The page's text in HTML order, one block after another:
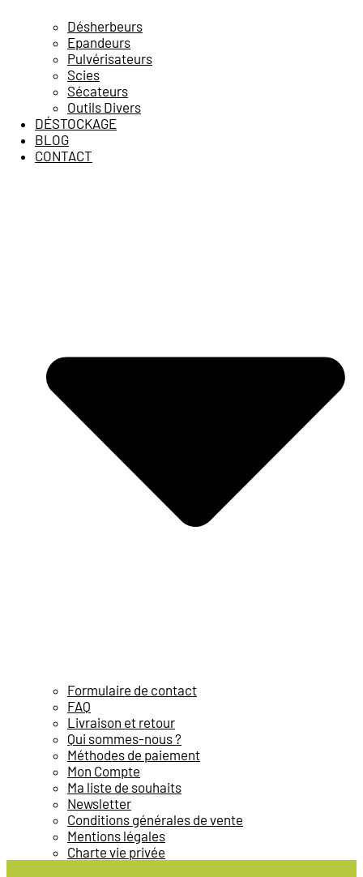
Désherbeurs
Epandeurs
Pulvérisateurs
Scies
Sécateurs
Outils Divers
DÉSTOCKAGE
BLOG
CONTACT
Formulaire de contact
FAQ
Livraison et retour
Qui sommes-nous ?
Méthodes de paiement
Mon Compte
Ma liste de souhaits
Newsletter
Conditions générales de vente
Mentions légales
Charte vie privée